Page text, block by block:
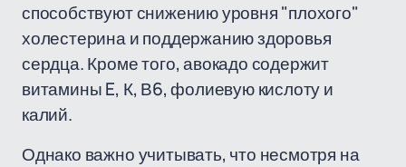
способствуют снижению уровня "плохого"
холестерина и поддержанию здоровья
сердца. Кроме того, авокадо содержит
витамины E, К, В6, фолиевую кислоту и
калий.
Однако важно учитывать, что несмотря на